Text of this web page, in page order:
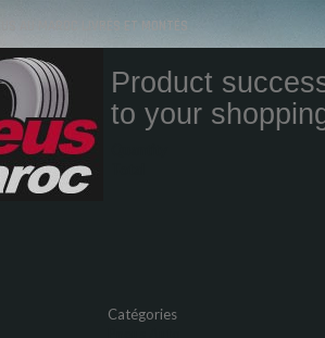
AU MAROC LIVRÉS ET MONTÉS
Product
to your
Catégories